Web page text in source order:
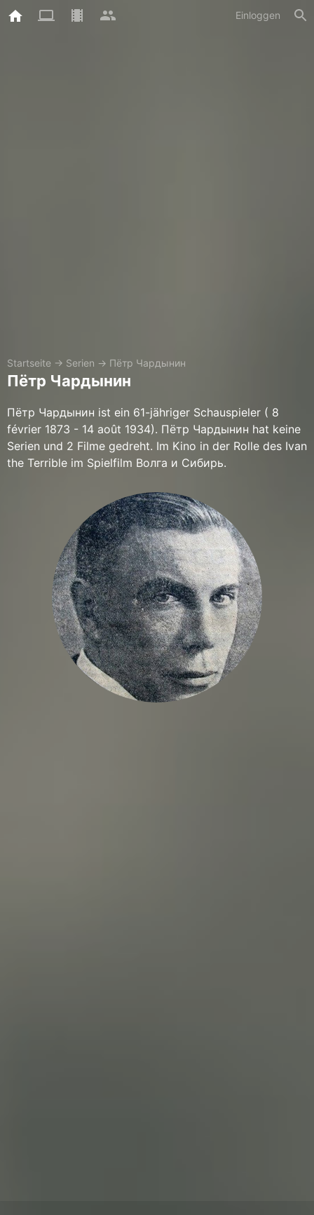
Einloggen
Startseite → Serien → Пётр Чардынин
Пётр Чардынин
Пётр Чардынин ist ein 61-jähriger Schauspieler ( 8
février 1873 - 14 août 1934). Пётр Чардынин hat keine
Serien und 2 Filme gedreht. Im Kino in der Rolle des Ivan
the Terrible im Spielfilm Волга и Сибирь.